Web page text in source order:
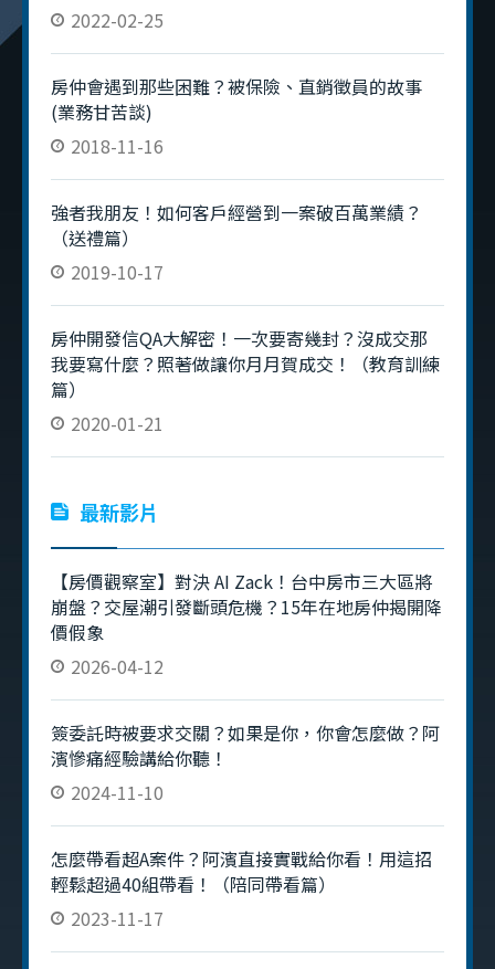
2022-02-25
房仲會遇到那些困難？被保險、直銷徵員的故事
(業務甘苦談)
2018-11-16
強者我朋友！如何客戶經營到一案破百萬業績？
（送禮篇）
2019-10-17
房仲開發信QA大解密！一次要寄幾封？沒成交那
我要寫什麼？照著做讓你月月賀成交！（教育訓練
篇）
2020-01-21
最新影片
【房價觀察室】對決 AI Zack！台中房市三大區將
崩盤？交屋潮引發斷頭危機？15年在地房仲揭開降
價假象
2026-04-12
簽委託時被要求交關？如果是你，你會怎麼做？阿
濱慘痛經驗講給你聽！
2024-11-10
怎麼帶看超A案件？阿濱直接實戰給你看！用這招
輕鬆超過40組帶看！（陪同帶看篇）
2023-11-17